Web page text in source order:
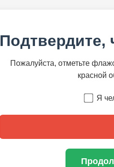
Подтвердите,
Пожалуйста, отметьте
красной
Я